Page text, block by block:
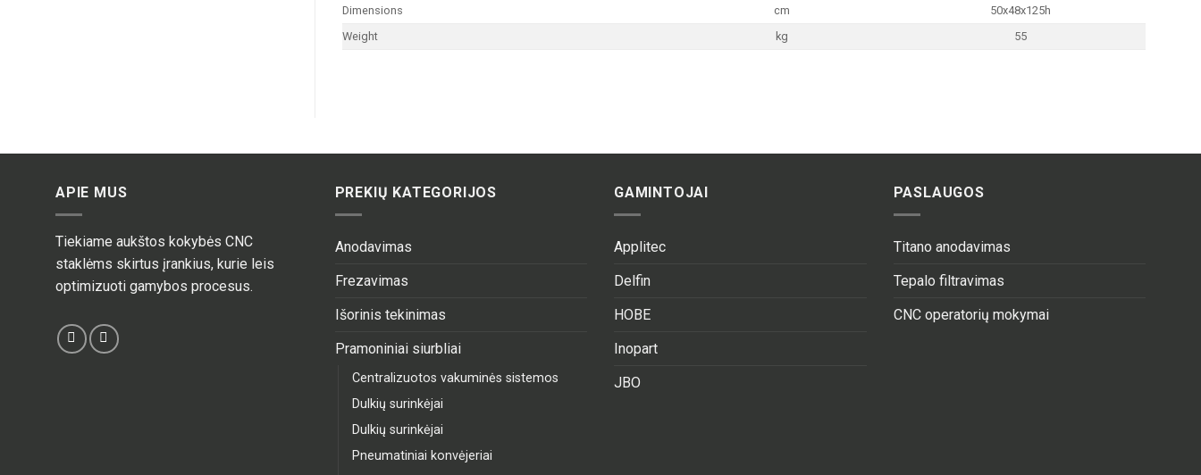
Dimensions
cm
50x48x125h
Weight
kg 55
APIE MUS
Tiekiame aukštos kokybės CNC
staklėms skirtus įrankius, kurie leis
optimizuoti gamybos procesus.
PREKIŲ KATEGORIJOS
Anodavimas
Frezavimas
Išorinis tekinimas
Pramoniniai siurbliai
Centralizuotos vakuminės sistemos
Dulkių surinkėjai
Dulkių surinkėjai
Pneumatiniai konvėjeriai
GAMINTOJAI
Applitec
Delfin
HOBE
Inopart
JBO
PASLAUGOS
Titano anodavimas
Tepalo filtravimas
CNC operatorių mokymai